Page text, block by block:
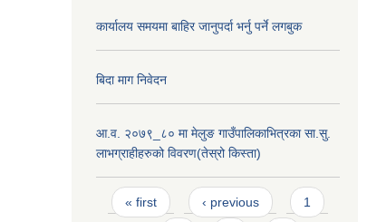
कार्यालय समयमा बाहिर जानुपर्दा भर्नु पर्ने लगबुक
बिदा माग निवेदन
आ.व. २०७९_८० मा मेलुङ गाउँपालिकाभित्रका सा.सु.
लाभग्राहीहरुको विवरण(तेस्रो किस्ता)
Pages
« first ‹ previous 1